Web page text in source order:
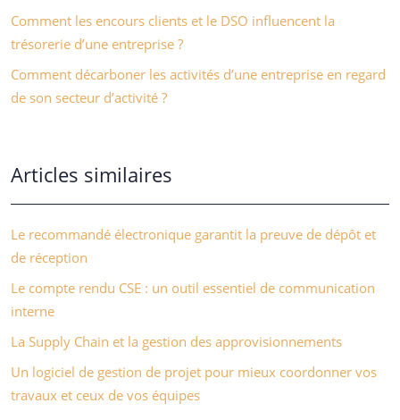
Comment les encours clients et le DSO influencent la
trésorerie d’une entreprise ?
Comment décarboner les activités d’une entreprise en regard
de son secteur d’activité ?
Articles similaires
Le recommandé électronique garantit la preuve de dépôt et
de réception
Le compte rendu CSE : un outil essentiel de communication
interne
La Supply Chain et la gestion des approvisionnements
Un logiciel de gestion de projet pour mieux coordonner vos
travaux et ceux de vos équipes